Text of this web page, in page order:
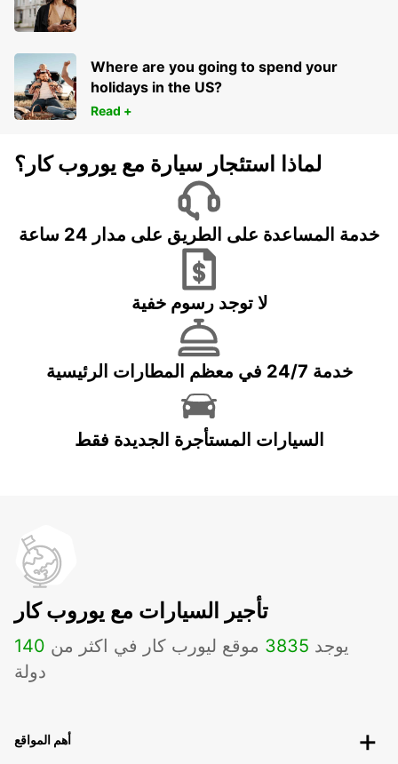
Where are you going to spend your
holidays in the US?
Read +
لماذا استئجار سيارة مع يوروب كار؟
خدمة المساعدة على الطريق على مدار 24 ساعة
لا توجد رسوم خفية
خدمة 24/7 في معظم المطارات الرئيسية
السيارات المستأجرة الجديدة فقط
تأجير السيارات مع يوروب كار
يوجد 3835 موقع ليورب كار في اكثر من 140
دولة
أهم المواقع